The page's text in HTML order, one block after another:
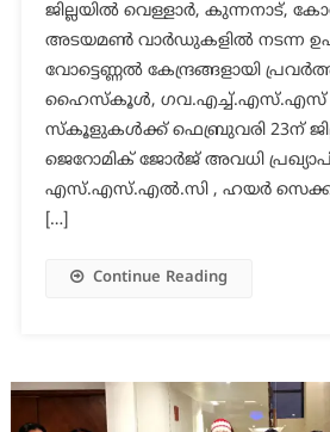
ജില്ലയില്‍ വെള്ളാര്‍, കുന്നനാട്,
അടയമണ്‍ വാര്‍ഡുകളില്‍ നടന്ന
വോട്ടെണ്ണല്‍ കേന്ദ്രങ്ങളായി
ഹൈസ്‌കൂള്‍, ഗവ.എച്ച്.എസ്.എസ്
സ്‌കൂളുകള്‍ക്ക് ഫെബ്രുവരി 23ന്
ജെറോമിക് ജോര്‍ജ് അവധി
എസ്.എസ്.എല്‍.സി , ഹയര്‍
[…]
Continue Reading